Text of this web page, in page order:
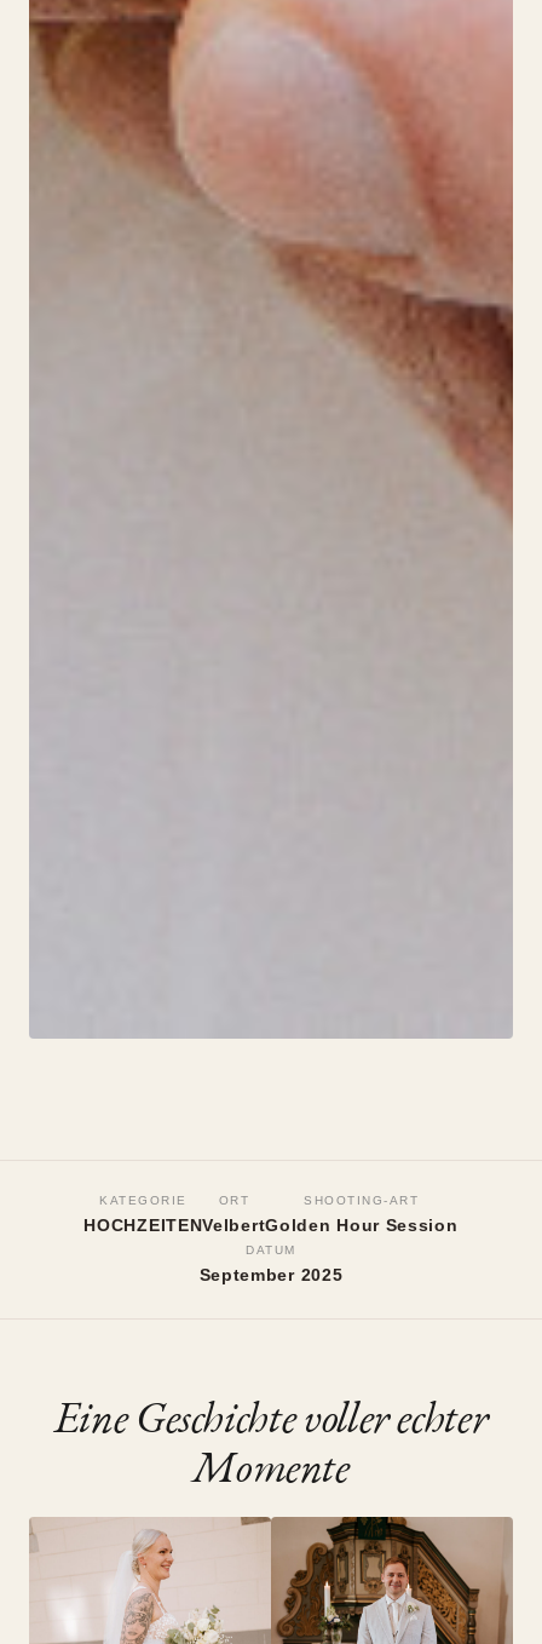
Kirchliche Trauung in
Heiligenhaus
KATEGORIE
HOCHZEITEN
ORT
Velbert
SHOOTING-ART
Golden Hour Session
DATUM
September 2025
Eine Geschichte voller echter
Momente